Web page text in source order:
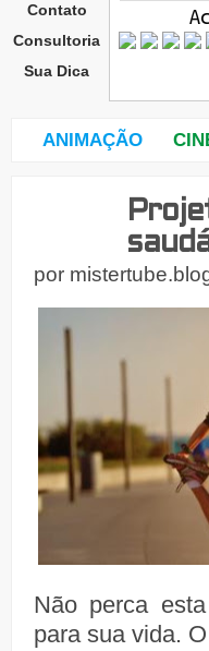
Contato
Consultoria
Sua Dica
ANIMAÇÃO
,
por
Não perca
para sua vida.